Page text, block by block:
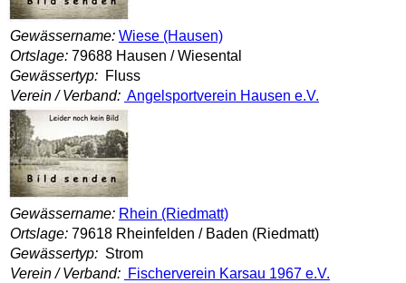
Gewässername: Wiese (Hausen)
Ortslage: 79688 Hausen / Wiesental
Gewässertyp: Fluss
Verein / Verband: Angelsportverein Hausen e.V.
Gewässername: Rhein (Riedmatt)
Ortslage: 79618 Rheinfelden / Baden (Riedmatt)
Gewässertyp: Strom
Verein / Verband: Fischerverein Karsau 1967 e.V.